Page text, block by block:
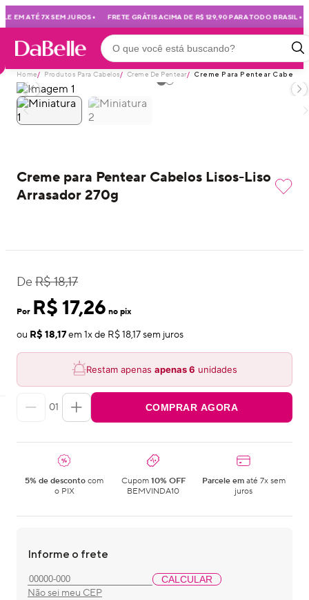
EM ATÉ 7X SEM JUROS• FRETE GRÁTIS ACIMA DE R$ 129,90 PARA TODO BRASIL•
Home/ Produtos Para Cabelos/ Creme De Pentear/ Creme Para Pentear Cabelos
Creme para Pentear Cabelos Lisos-Liso
Arrasador 270g
De R$ 18,17
Por R$ 17,26 no pix
ou R$ 18,17em 1x de R$ 18,17sem juros
Restam apenas apenas6 unidades
01 COMPRAR AGORA
5% de desconto com
o PIX
Cupom 10% OFF
BEMVINDA10
Parcele ematé 7x sem
juros
Informe o frete
CALCULAR
Não sei meu CEP